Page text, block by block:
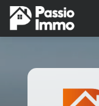
Aller
au
contenu
principal